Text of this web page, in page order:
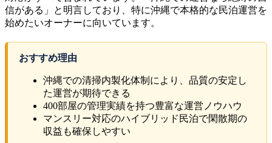
信がある」と明言しており、特に沖縄で本格的な民泊運営を
始めたいオーナーに向いています。
おすすめ理由
沖縄での清掃内製化体制により、品質の安定し
た運営が期待できる
400部屋の管理実績を持つ豊富な運営ノウハウ
マンスリー対応のハイブリッド民泊で閑散期の
収益も確保しやすい